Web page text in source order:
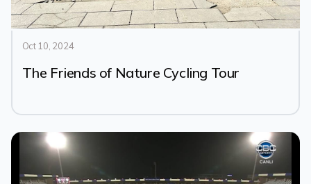
Oct 10, 2024
The Friends of Nature Cycling Tour